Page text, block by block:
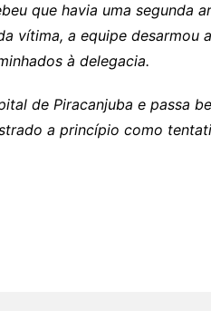
que havia uma segunda
vítima, a equipe desarmou
à delegacia.
de Piracanjuba e passa
a princípio como